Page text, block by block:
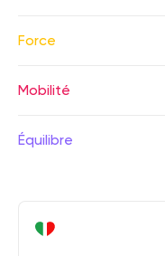
Force
Mobilité
Équilibre